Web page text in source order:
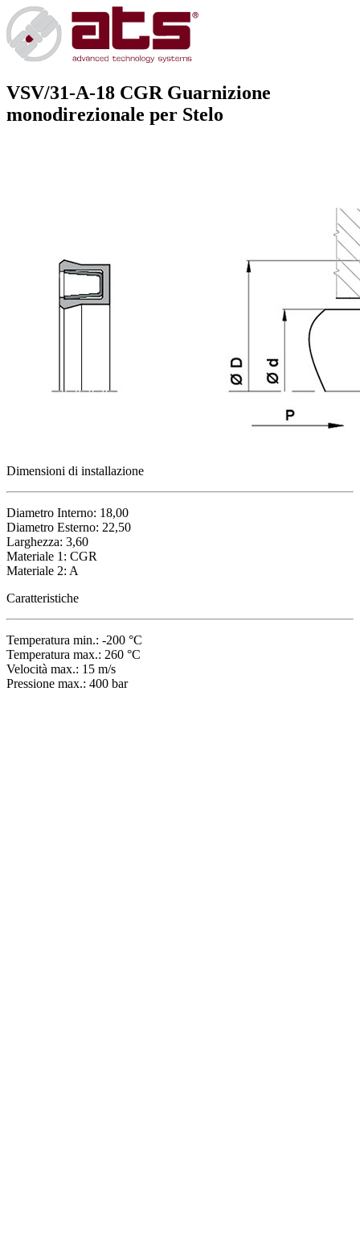
VSV/31-A-18 CGR Guarnizione
monodirezionale per Stelo
Dimensioni di installazione
Diametro Interno: 18,00
Diametro Esterno: 22,50
Larghezza: 3,60
Materiale 1: CGR
Materiale 2: A
Caratteristiche
Temperatura min.: -200 °C
Temperatura max.: 260 °C
Velocità max.: 15 m/s
Pressione max.: 400 bar